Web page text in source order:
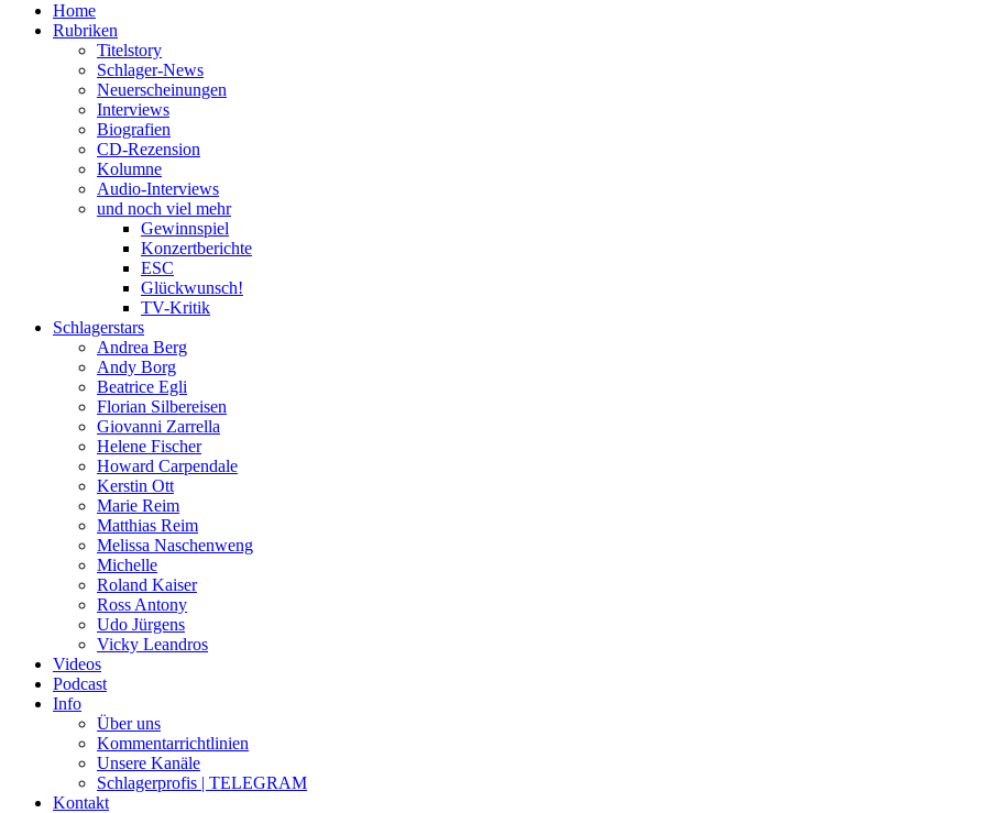
Home
Rubriken
Titelstory
Schlager-News
Neuerscheinungen
Interviews
Biografien
CD-Rezension
Kolumne
Audio-Interviews
und noch viel mehr
Gewinnspiel
Konzertberichte
ESC
Glückwunsch!
TV-Kritik
Schlagerstars
Andrea Berg
Andy Borg
Beatrice Egli
Florian Silbereisen
Giovanni Zarrella
Helene Fischer
Howard Carpendale
Kerstin Ott
Marie Reim
Matthias Reim
Melissa Naschenweng
Michelle
Roland Kaiser
Ross Antony
Udo Jürgens
Vicky Leandros
Videos
Podcast
Info
Über uns
Kommentarrichtlinien
Unsere Kanäle
Schlagerprofis | TELEGRAM
Kontakt